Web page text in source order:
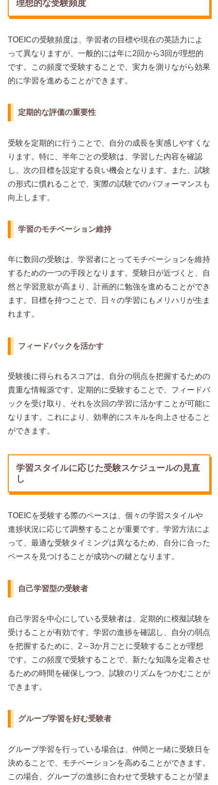
理想的な受験頻度
TOEICの受験頻度は、学習者の目標や現在の英語力によ
って異なりますが、一般的には年に2回から3回が理想的
です。この頻度で受験することで、実力を測りながら効果
的に学習を進めることができます。
定期的な評価の重要性
受験を定期的に行うことで、自分の成長を実感しやすくな
ります。特に、半年ごとの受験は、学習した内容を確認
し、次の目標を設定する良い機会となります。また、試験
の形式に慣れることで、実際の試験でのパフォーマンスも
向上します。
学習のモチベーション維持
年に数回の受験は、学習者にとってモチベーションを維持
するための一つの手段となります。受験日が近づくと、自
然と学習意欲が高まり、計画的に勉強を進めることができ
ます。目標を持つことで、日々の学習にもメリハリが生ま
れます。
フィードバックを活かす
受験後に得られるスコアは、自分の弱点を把握するための
貴重な情報源です。定期的に受験することで、フィードバ
ックを受け取り、それを次回の学習に活かすことが可能に
なります。これにより、効率的にスキルを向上させること
ができます。
学習スタイルに応じた受験スケジュールの見直
し
TOEICを受験する際のペースは、個々の学習スタイルや
進捗状況に応じて調整することが重要です。学習方法によ
って、最適な受験タイミングは異なるため、自分に合った
ペースを見つけることが成功への鍵となります。
自己学習型の受験者
自己学習を中心にしている受験者は、定期的に模擬試験を
受けることが有効です。学習の進捗を確認し、自分の弱点
を把握するために、2～3か月ごとに受験することが理想
です。この頻度で受験することで、新たな知識を定着させ
るための時間を確保しつつ、試験のリズムをつかむことが
できます。
グループ学習を好む受験者
グループ学習を行っている場合は、仲間と一緒に受験日を
決めることで、モチベーションを高めることができます。
この場合、グループの進捗に合わせて受験することが望ま